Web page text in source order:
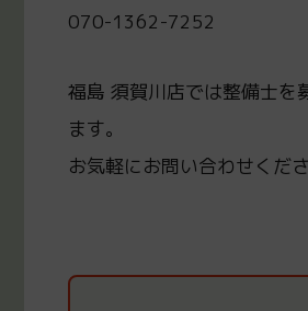
070-1362-7252
福島 須賀川店では整備士を
ます。
お気軽にお問い合わせくだ